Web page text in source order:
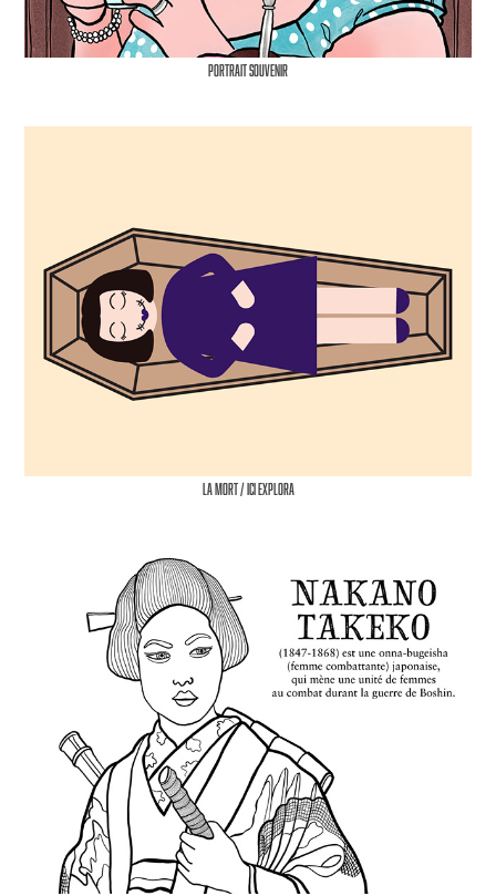
Portrait souvenir
La Mort / ICI Explora